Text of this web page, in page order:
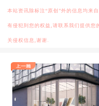
本站资讯除标注“原创”外的信息均来
有侵犯到您的权益,请联系我们提供您
关侵权信息,谢谢.